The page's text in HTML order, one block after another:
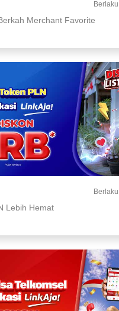
Merchant Favorite
Lebih Hemat